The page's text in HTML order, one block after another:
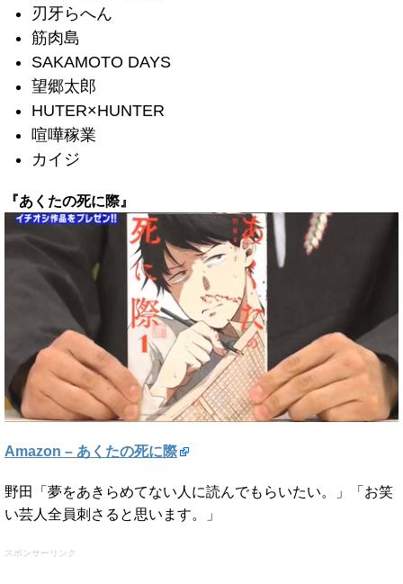
刃牙らへん
筋肉島
SAKAMOTO DAYS
望郷太郎
HUTER×HUNTER
喧嘩稼業
カイジ
『あくたの死に際』
Amazon – あくたの死に際
野田「夢をあきらめてない人に読んでもらいたい。」「お笑
い芸人全員刺さると思います。」
スポンサーリンク